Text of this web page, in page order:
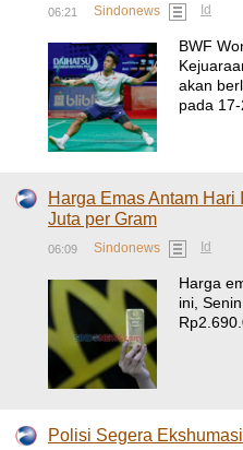
06:21 Sindonews Id
BWF
akan
pada
Harga Emas Antam
Juta per Gram
06:09 Sindonews Id
Harga
ini,
Polisi Segera